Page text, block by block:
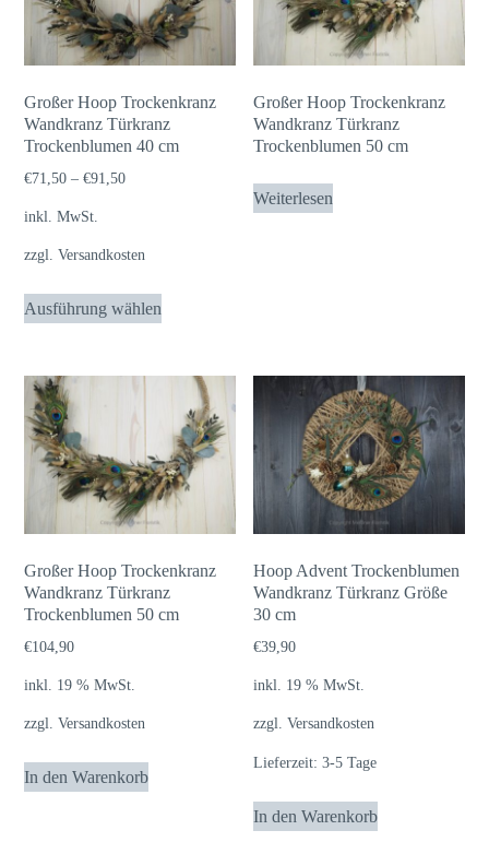
Optionen
können
auf
der
Produktseite
Großer Hoop Trockenkranz
Wandkranz Türkranz
Trockenblumen 40 cm
€71,50 –€91,50
inkl. MwSt.
zzgl.Versandkosten
Ausführung wählen
Dieses
Produkt
mehrere
Varianten
auf.
Die
Optionen
können
Produktseite
Großer Hoop Trockenkranz
Wandkranz Türkranz
Trockenblumen 50 cm
Weiterlesen
Großer Hoop Trockenkranz
Wandkranz Türkranz
Trockenblumen 50 cm
€104,90
inkl. 19 % MwSt.
zzgl.Versandkosten
In den Warenkorb
Hoop Advent Trockenblumen
Wandkranz Türkranz Größe
30 cm
€39,90
inkl. 19 % MwSt.
zzgl.Versandkosten
Lieferzeit:3-5 Tage
In den Warenkorb